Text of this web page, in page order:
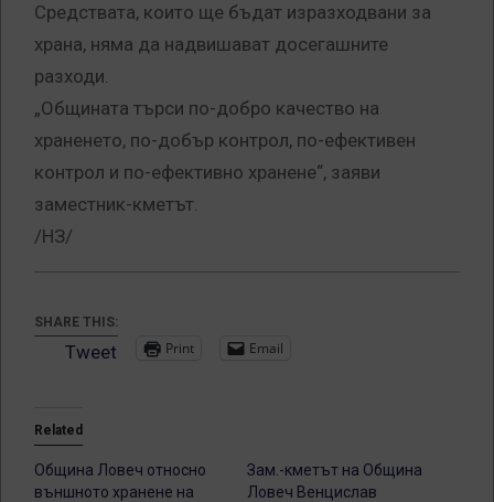
Средствата, които ще бъдат изразходвани за
храна, няма да надвишават досегашните
разходи.
„Общината търси по-добро качество на
храненето, по-добър контрол, по-ефективен
контрол и по-ефективно хранене“, заяви
заместник-кметът.
/НЗ/
SHARE THIS:
Tweet Print Email
Related
Община Ловеч относно
външното хранене на
Зам.-кметът на Община
Ловеч Венцислав